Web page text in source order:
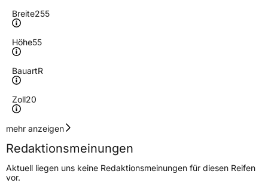
Breite255
Höhe55
BauartR
Zoll20
Geschwindigkeitsindex
Höchstgeschwindigkeit
270 km/h
Lastindex110
mehr anzeigen
Redaktionsmeinungen
Aktuell liegen uns keine Redaktionsmeinungen für diesen Reifen
vor.